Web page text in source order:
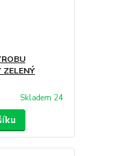
ZELENÝ
Skladem 24